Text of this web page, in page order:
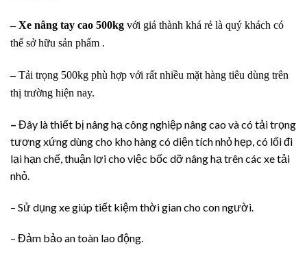
–Xe nâng tay cao 500kg với giá thành khá rẻ là quý khách có
thể sở hữu sản phẩm .
–Tải trọng 500kg phù hợp với rất nhiều mặt hàng tiêu dùng trên
thị trường hiện nay.
– Đây là thiết bị nâng hạ công nghiệp nâng cao và có tải trọng
tương xứng dùng cho kho hàng có diện tích nhỏ hẹp, có lối đi
lại hạn chế, thuận lợi cho việc bốc dỡ nâng hạ trên các xe tải
nhỏ.
– Sử dụng xe giúp tiết kiệm thời gian cho con người.
– Đảm bảo an toàn lao động.